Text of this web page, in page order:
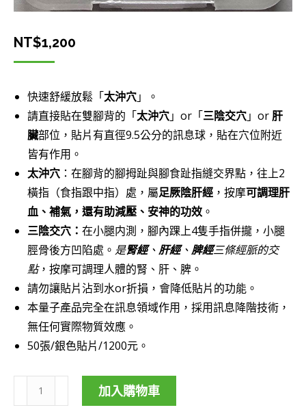
NT$1,200
快速舒緩放鬆「太沖穴」。
請直接貼在雙腳背的「太沖穴」or「三陰交穴」or 肝
臟部位，貼片有直徑9.5公分的訊息球，貼在穴位附近
皆有作用。
太沖穴 ：在腳背的腳拇趾與腳食趾指縫交界點，往上2
橫指（食指跟中指）處，屬足厥陰肝經 ，按摩可調理肝
血、補氣，還有助減壓、安神的功效 。
三陰交穴： 在小腿内測，腳內踝上4隻手指併攏，小腿
脛骨後方凹陷處。 是腎經、肝經、脾經三條經脈的交
點，按摩可調理人體的腎、肝、脾。
請勿讓貼片沾到水or折損，會降低貼片的功能。
本量子產品完全在訊息領域作用，採用訊息降階技術，
無任何實際物質效應。
50張/銀色貼片/1200元。
太
加入購物車